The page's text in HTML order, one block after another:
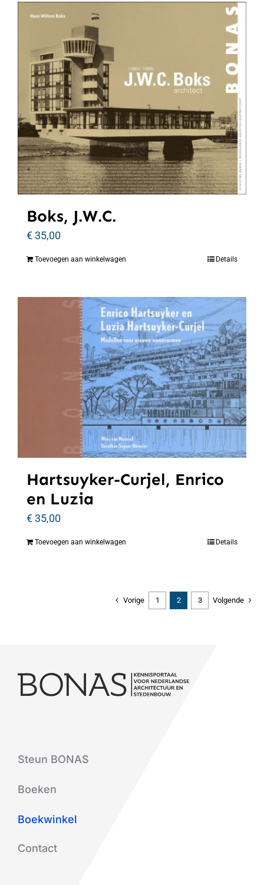
Boks, J.W.C.
€35,00
Toevoegen aan winkelwagen Details
Hartsuyker-Curjel, Enrico
en Luzia
€35,00
Toevoegen aan winkelwagen Details
Vorige 1 2 3 Volgende
Steun BONAS
Boeken
Boekwinkel
Contact